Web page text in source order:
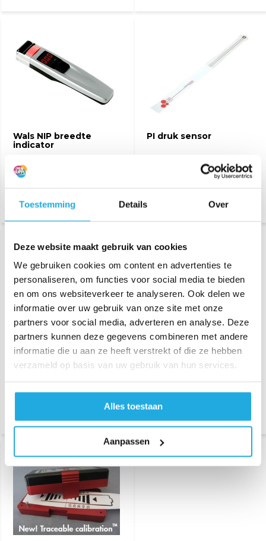
Toestemming Details Over
Deze website maakt gebruik van cookies
We gebruiken cookies om content en advertenties te
personaliseren, om functies voor social media te bieden
en om ons websiteverkeer te analyseren. Ook delen we
informatie over uw gebruik van onze site met onze
partners voor social media, adverteren en analyse. Deze
partners kunnen deze gegevens combineren met andere
informatie die u aan ze heeft verstrekt of die ze hebben
verzameld op basis van uw gebruik van hun services.
Alles toestaan
Aanpassen
Wals NIP breedte
indicator
Wals nip breedte indicator
PI druk sensor
PI druk sensor voor de
€ 425,-
Bekijk product
NIP Sensor
NIP Sensor
Bekijk product
PI Kalibratie unit
Kalibratie unit voor de druk